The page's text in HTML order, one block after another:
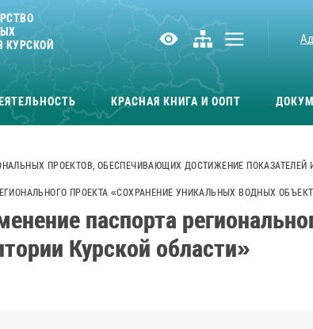
КУРСКОЙ
КРАСНАЯ КНИГА И ООПТ
ПРОЕКТОВ, ОБЕСПЕЧИВАЮЩИХ ДОСТИЖЕНИЕ
ПРОЕКТА «СОХРАНЕНИЕ УНИКАЛЬНЫХ ВОДНЫХ
паспорта
Курской области»